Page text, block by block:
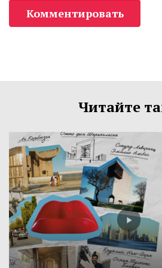
Комментировать
Читайте